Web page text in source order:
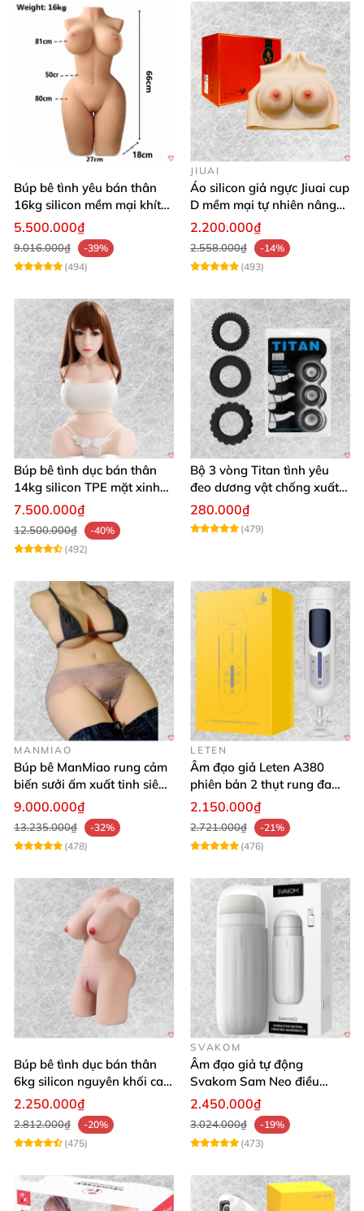
Búp bê tình yêu bán thân
16kg silicon mềm mại khít
hồng
5.500.000₫
9.016.000₫
-39%
(494)
JIUAI
Áo silicon giả ngực Jiuai cup
D mềm mại tự nhiên nâng
ngực
2.200.000₫
2.558.000₫
-14%
(493)
Búp bê tình dục bán thân
14kg silicon TPE mặt xinh
trắng hồng
7.500.000₫
12.500.000₫
-40%
(492)
Bộ 3 vòng Titan tình yêu
đeo dương vật chống xuất
tinh sớm chất liệu silicon y
tế
280.000₫
(479)
MANMIAO
Búp bê ManMiao rung cảm
biến sưởi ấm xuất tinh siêu
thực trải nghiệm
9.000.000₫
13.235.000₫
-32%
(478)
LETEN
Âm đạo giả Leten A380
phiên bản 2 thụt rung đa
chế độ, siêu mềm
2.150.000₫
2.721.000₫
-21%
(476)
Búp bê tình dục bán thân
6kg silicon nguyên khối cao
cấp giá rẻ
2.250.000₫
2.812.000₫
-20%
(475)
SVAKOM
Âm đạo giả tự động
Svakom Sam Neo điều
khiển qua app webcam cao
2.450.000₫
3.024.000₫
-19%
(473)